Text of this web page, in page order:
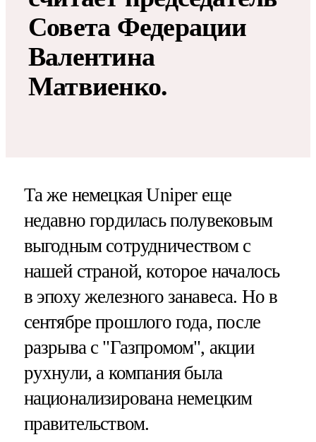
Совета Федерации
Валентина
Матвиенко.
Та же немецкая Uniper еще
недавно гордилась полувековым
выгодным сотрудничеством с
нашей страной, которое началось
в эпоху железного занавеса. Но в
сентябре прошлого года, после
разрыва с "Газпромом", акции
рухнули, а компания была
национализирована немецким
правительством.